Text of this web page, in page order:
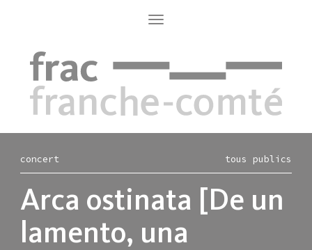
Toggle
navigation
concert tous publics
Arca ostinata [De un
lamento, una